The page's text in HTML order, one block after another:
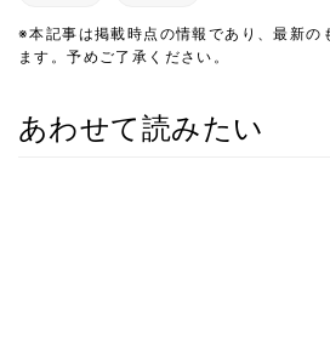
※本記事は掲載時点の情報であり、最新の
ます。予めご了承ください。
あわせて読みたい